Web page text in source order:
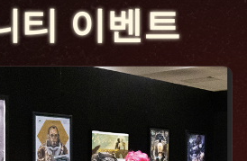
티 이벤트